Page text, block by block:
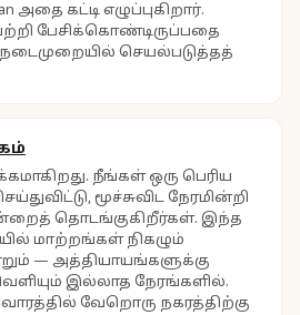
அதை கட்டி எழுப்புகிறார்.
பேசிக்கொண்டிருப்பதை
நடைமுறையில் செயல்படுத்தத்
நீங்கள் ஒரு பெரிய
மூச்சுவிட நேரமின்றி
தொடங்குகிறீர்கள். இந்த
மாற்றங்கள் நிகழும்
— அத்தியாயங்களுக்கு
இல்லாத நேரங்களில்.
வாரத்தில் வேறொரு நகரத்திற்கு